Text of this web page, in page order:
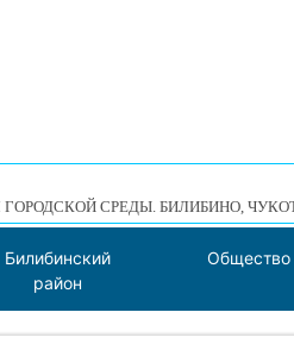
СРЕДЫ. БИЛИБИНО,
Билибинский
район
Общество